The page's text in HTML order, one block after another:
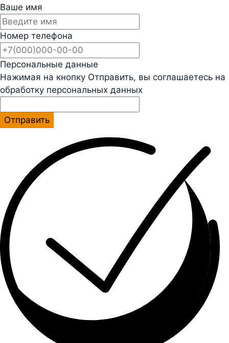
Ваше имя
Номер телефона
Персональные данные
Нажимая на кнопку Отправить, вы соглашаетесь на
обработку персональных данных
Отправить